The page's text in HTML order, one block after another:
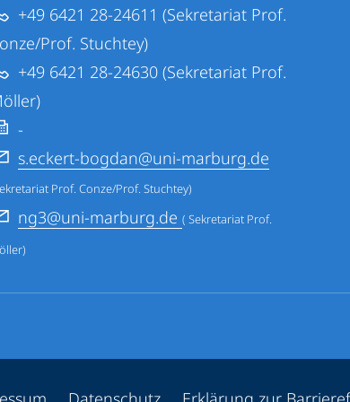
+49 6421 28-24611 (Sekretariat Prof.
Prof. Stuchtey)
+49 6421 28-24630 (Sekretariat Prof.
-
s.eckert-bogdan@uni-marburg.de
Prof. Conze/Prof. Stuchtey)
ng3@uni-marburg.de( Sekretariat Prof.